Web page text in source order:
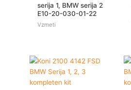
serija 1, BMW serija 2
E10-20-030-01-22
Vzmeti